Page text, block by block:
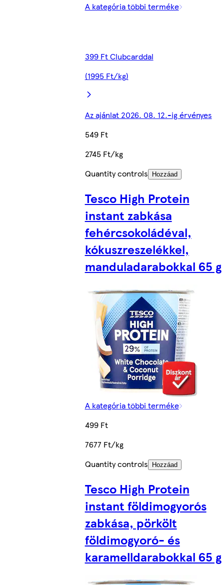
A kategória többi terméke
399 Ft Clubcarddal
(1995 Ft/kg)
Az ajánlat 2026. 08. 12.-ig érvényes
549 Ft
2745 Ft/kg
Quantity controls
Hozzáad
Tesco High Protein
instant zabkása
fehércsokoládéval,
kókuszreszelékkel,
manduladarabokkal 65 g
A kategória többi terméke
499 Ft
7677 Ft/kg
Quantity controls
Hozzáad
Tesco High Protein
instant földimogyorós
zabkása, pörkölt
földimogyoró- és
karamelldarabokkal 65 g